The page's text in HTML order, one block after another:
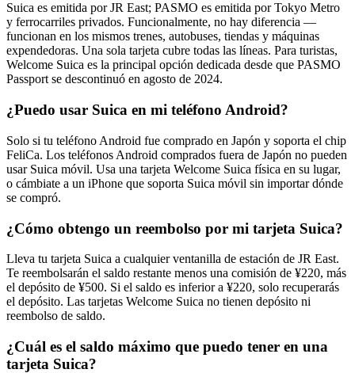
Suica es emitida por JR East; PASMO es emitida por Tokyo Metro
y ferrocarriles privados. Funcionalmente, no hay diferencia —
funcionan en los mismos trenes, autobuses, tiendas y máquinas
expendedoras. Una sola tarjeta cubre todas las líneas. Para turistas,
Welcome Suica es la principal opción dedicada desde que PASMO
Passport se descontinuó en agosto de 2024.
¿Puedo usar Suica en mi teléfono Android?
Solo si tu teléfono Android fue comprado en Japón y soporta el chip
FeliCa. Los teléfonos Android comprados fuera de Japón no pueden
usar Suica móvil. Usa una tarjeta Welcome Suica física en su lugar,
o cámbiate a un iPhone que soporta Suica móvil sin importar dónde
se compró.
¿Cómo obtengo un reembolso por mi tarjeta Suica?
Lleva tu tarjeta Suica a cualquier ventanilla de estación de JR East.
Te reembolsarán el saldo restante menos una comisión de ¥220, más
el depósito de ¥500. Si el saldo es inferior a ¥220, solo recuperarás
el depósito. Las tarjetas Welcome Suica no tienen depósito ni
reembolso de saldo.
¿Cuál es el saldo máximo que puedo tener en una
tarjeta Suica?